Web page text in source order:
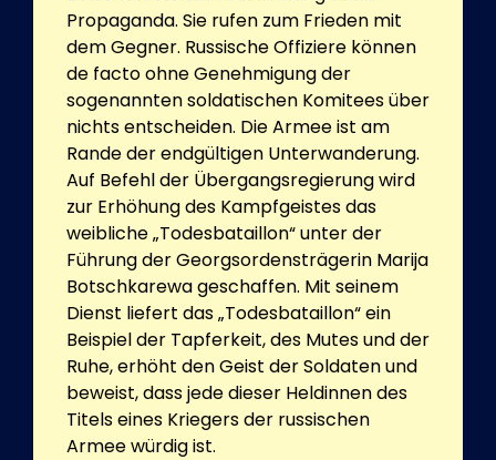
Propaganda. Sie rufen zum Frieden mit
dem Gegner. Russische Offiziere können
de facto ohne Genehmigung der
sogenannten soldatischen Komitees über
nichts entscheiden. Die Armee ist am
Rande der endgültigen Unterwanderung.
Auf Befehl der Übergangsregierung wird
zur Erhöhung des Kampfgeistes das
weibliche „Todesbataillon“ unter der
Führung der Georgsordensträgerin Marija
Botschkarewa geschaffen. Mit seinem
Dienst liefert das „Todesbataillon“ ein
Beispiel der Tapferkeit, des Mutes und der
Ruhe, erhöht den Geist der Soldaten und
beweist, dass jede dieser Heldinnen des
Titels eines Kriegers der russischen
Armee würdig ist.